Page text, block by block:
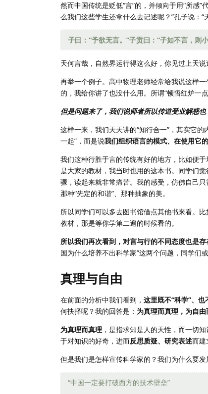
然而中国传统是贬低“言”的，并倾向于用“所感
么我们这些学生还拿什么去记述呢？”孔子说：
子曰：“予欲无言。”子贡曰：“子如不言，则
天何言哉，自然界运行得这么好，你见过上天
再举一个例子。高中物理老师经常给我说这样一
的，我给你讲了也没什么用。所谓“顿悟红炉一
但是问题来了，我们说师者所以传道受业解惑
这样一来，我们天天讲的“知行合一”，其实它
一起”，而是说我们组织语言的模式、在使用它
我们这种行胜于言的传统有好的地方，比如便
是大家的教材，我当时也用的这本书。同学们
骤，读起来就非常痛苦。我的感受，仿佛自己
那种“先定的和谐”、那种抽象的美。
所以同学们可以多去图书馆借点其他书来看。
教材，那是等你学第二遍的时候看的。
所以我们再次看到，对言与行的不同态度也是
国为什么培养不出科学家”这两个问题，同学们
真理与自由
在前面的分析中我们看到， 这里既不“科学”、也
何抉择呢？我的回答是： 为真理而真理，为自
为真理而真理 ，是指求知是人的天性，而一切
于对知识的好奇，进而反思质疑、研究表述而建
但是我们是怎样宣传科学家的？我们为什么要发
“中国一定要打破西方的技术壁垒”